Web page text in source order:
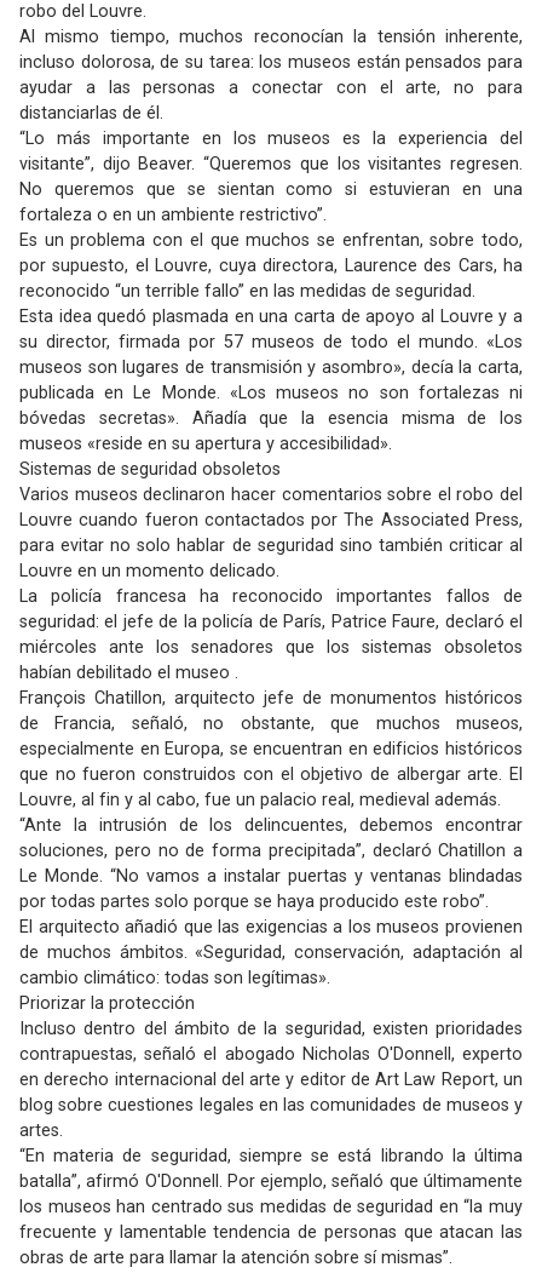
robo del Louvre.
Al mismo tiempo, muchos reconocían la tensión inherente,
incluso dolorosa, de su tarea: los museos están pensados ​​para
ayudar a las personas a conectar con el arte, no para
distanciarlas de él.
“Lo más importante en los museos es la experiencia del
visitante”, dijo Beaver. “Queremos que los visitantes regresen.
No queremos que se sientan como si estuvieran en una
fortaleza o en un ambiente restrictivo”.
Es un problema con el que muchos se enfrentan, sobre todo,
por supuesto, el Louvre, cuya directora, Laurence des Cars, ha
reconocido “un terrible fallo” en las medidas de seguridad.
Esta idea quedó plasmada en una carta de apoyo al Louvre y a
su director, firmada por 57 museos de todo el mundo. «Los
museos son lugares de transmisión y asombro», decía la carta,
publicada en Le Monde. «Los museos no son fortalezas ni
bóvedas secretas». Añadía que la esencia misma de los
museos «reside en su apertura y accesibilidad».
Sistemas de seguridad obsoletos
Varios museos declinaron hacer comentarios sobre el robo del
Louvre cuando fueron contactados por The Associated Press,
para evitar no solo hablar de seguridad sino también criticar al
Louvre en un momento delicado.
La policía francesa ha reconocido importantes fallos de
seguridad: el jefe de la policía de París, Patrice Faure, declaró el
miércoles ante los senadores que los sistemas obsoletos
habían debilitado el museo .
François Chatillon, arquitecto jefe de monumentos históricos
de Francia, señaló, no obstante, que muchos museos,
especialmente en Europa, se encuentran en edificios históricos
que no fueron construidos con el objetivo de albergar arte. El
Louvre, al fin y al cabo, fue un palacio real, medieval además.
“Ante la intrusión de los delincuentes, debemos encontrar
soluciones, pero no de forma precipitada”, declaró Chatillon a
Le Monde. “No vamos a instalar puertas y ventanas blindadas
por todas partes solo porque se haya producido este robo”.
El arquitecto añadió que las exigencias a los museos provienen
de muchos ámbitos. «Seguridad, conservación, adaptación al
cambio climático: todas son legítimas».
Priorizar la protección
Incluso dentro del ámbito de la seguridad, existen prioridades
contrapuestas, señaló el abogado Nicholas O'Donnell, experto
en derecho internacional del arte y editor de Art Law Report, un
blog sobre cuestiones legales en las comunidades de museos y
artes.
“En materia de seguridad, siempre se está librando la última
batalla”, afirmó O'Donnell. Por ejemplo, señaló que últimamente
los museos han centrado sus medidas de seguridad en “la muy
frecuente y lamentable tendencia de personas que atacan las
obras de arte para llamar la atención sobre sí mismas”.